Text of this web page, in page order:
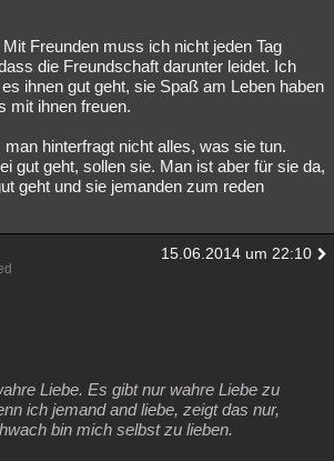
Freunden muss ich nicht jeden Tag
die Freundschaft darunter leidet. Ich
ihnen gut geht, sie Spaß am Leben haben
mit ihnen freuen.
hinterfragt nicht alles, was sie tun.
gut geht, sollen sie. Man ist aber für sie da,
geht und sie jemanden zum reden
15.06.2014 um 22:10
Liebe. Es gibt nur wahre Liebe zu
ich jemand and liebe, zeigt das nur,
bin mich selbst zu lieben.